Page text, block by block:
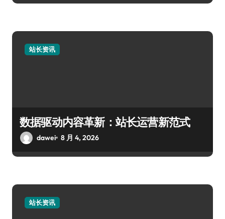
站长资讯
数据驱动内容革新：站长运营新范式
dawei 8 月 4, 2026
站长资讯